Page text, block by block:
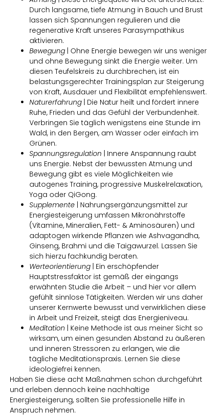
Durch langsame, tiefe Atmung in Bauch und Brust
lassen sich Spannungen regulieren und die
regenerative Kraft unseres Parasympathikus
aktivieren.
Bewegung | Ohne Energie bewegen wir uns weniger
und ohne Bewegung sinkt die Energie weiter. Um
diesen Teufelskreis zu durchbrechen, ist ein
belastungsgerechter Trainingsplan zur Steigerung
von Kraft, Ausdauer und Flexibilität empfehlenswert.
Naturerfahrung | Die Natur heilt und fördert innere
Ruhe, Frieden und das Gefühl der Verbundenheit.
Verbringen Sie täglich wenigstens eine Stunde im
Wald, in den Bergen, am Wasser oder einfach im
Grünen.
Spannungsregulation | Innere Anspannung raubt
uns Energie. Nebst der bewussten Atmung und
Bewegung gibt es viele Möglichkeiten wie
autogenes Training, progressive Muskelrelaxation,
Yoga oder QiGong.
Supplemente | Nahrungsergänzungsmittel zur
Energiesteigerung umfassen Mikronährstoffe
(Vitamine, Mineralien, Fett- & Aminosäuren) und
adaptogen wirkende Pflanzen wie Ashvagandha,
Ginseng, Brahmi und die Taigawurzel. Lassen Sie
sich hierzu fachkundig beraten.
Werteorientierung | Ein erschöpfender
Hauptstressfaktor ist gemäß der eingangs
erwähnten Studie die Arbeit – und hier vor allem
gefühlt sinnlose Tätigkeiten. Werden wir uns daher
unserer Kernwerte bewusst und verwirklichen diese
in Arbeit und Freizeit, steigt das Energieniveau.
Meditation | Keine Methode ist aus meiner Sicht so
wirksam, um einen gesunden Abstand zu äußeren
und inneren Stressoren zu erlangen, wie die
tägliche Meditationspraxis. Lernen Sie diese
ideologiefrei kennen.
Haben Sie diese acht Maßnahmen schon durchgeführt
und erleben dennoch keine nachhaltige
Energiesteigerung, sollten Sie professionelle Hilfe in
Anspruch nehmen.